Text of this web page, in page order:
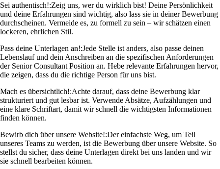
Sei authentisch!:Zeig uns, wer du wirklich bist! Deine Persönlichkeit
und deine Erfahrungen sind wichtig, also lass sie in deiner Bewerbung
durchscheinen. Vermeide es, zu formell zu sein – wir schätzen einen
lockeren, ehrlichen Stil.
Pass deine Unterlagen an!:Jede Stelle ist anders, also passe deinen
Lebenslauf und dein Anschreiben an die spezifischen Anforderungen
der Senior Consultant Position an. Hebe relevante Erfahrungen hervor,
die zeigen, dass du die richtige Person für uns bist.
Mach es übersichtlich!:Achte darauf, dass deine Bewerbung klar
strukturiert und gut lesbar ist. Verwende Absätze, Aufzählungen und
eine klare Schriftart, damit wir schnell die wichtigsten Informationen
finden können.
Bewirb dich über unsere Website!:Der einfachste Weg, um Teil
unseres Teams zu werden, ist die Bewerbung über unsere Website. So
stellst du sicher, dass deine Unterlagen direkt bei uns landen und wir
sie schnell bearbeiten können.